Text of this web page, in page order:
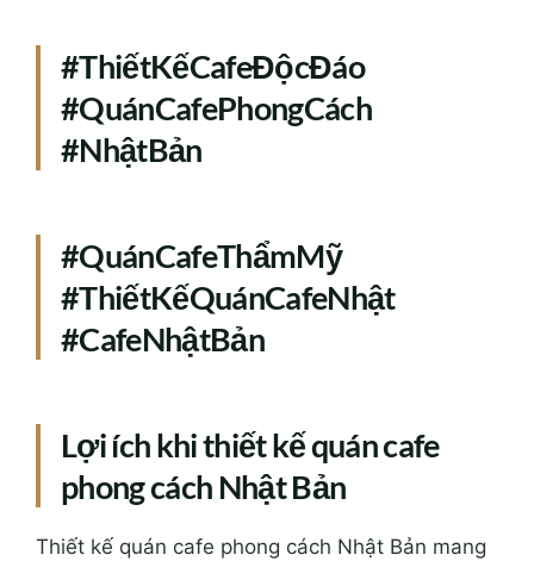
#ThiếtKếCafeĐộcĐáo
#QuánCafePhongCách
#NhậtBản
#QuánCafeThẩmMỹ
#ThiếtKếQuánCafeNhật
#CafeNhậtBản
Lợi ích khi thiết kế quán cafe
phong cách Nhật Bản
Thiết kế quán cafe phong cách Nhật Bản mang